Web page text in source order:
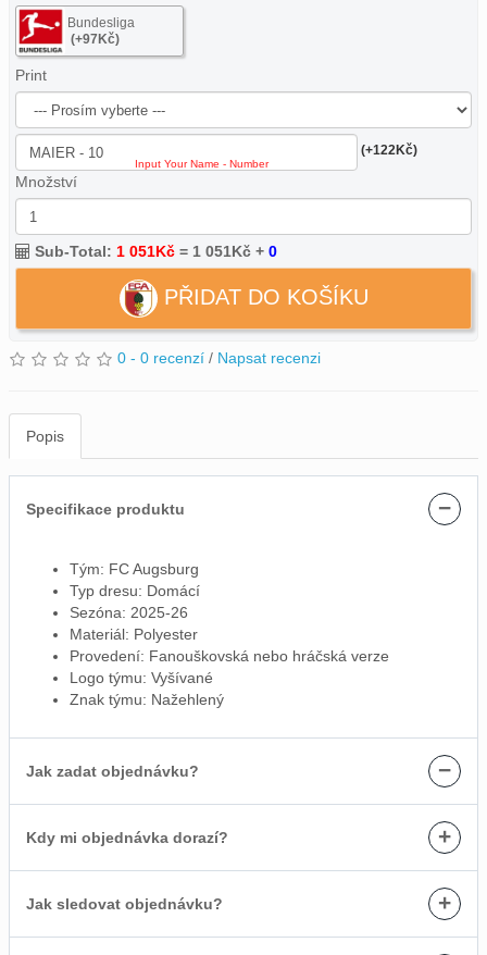
Bundesliga
(+97Kč)
Print
(+122Kč)
Množství
Sub-Total: 1 051Kč = 1 051Kč + 0
PŘIDAT DO KOŠÍKU
0 - 0 recenzí / Napsat recenzi
Popis
Specifikace produktu −
Tým: FC Augsburg
Typ dresu: Domácí
Sezóna: 2025-26
Materiál: Polyester
Provedení: Fanouškovská nebo hráčská verze
Logo týmu: Vyšívané
Znak týmu: Nažehlený
Jak zadat objednávku? −
Kdy mi objednávka dorazí? +
Jak sledovat objednávku? +